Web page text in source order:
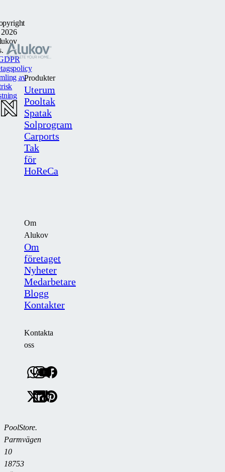
Produkter
Uterum
Pooltak
Spatak
Solprogram
Carports
Tak
för
HoReCa
Om
Alukov
Om
företaget
Nyheter
Medarbetare
Blogg
Kontakter
Kontakta
oss
PoolStore.
Parmvägen
10
18753
av